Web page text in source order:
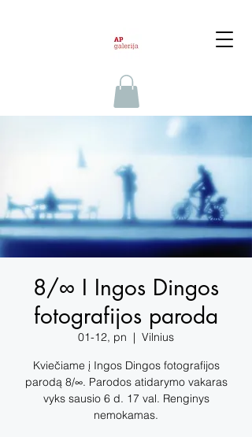
8/∞ I Ingos Dingos
fotografijos paroda
01-12, pn
  |
Vilnius
Kviečiame į Ingos Dingos fotografijos
parodą 8/∞. Parodos atidarymo vakaras
vyks sausio 6 d. 17 val. Renginys